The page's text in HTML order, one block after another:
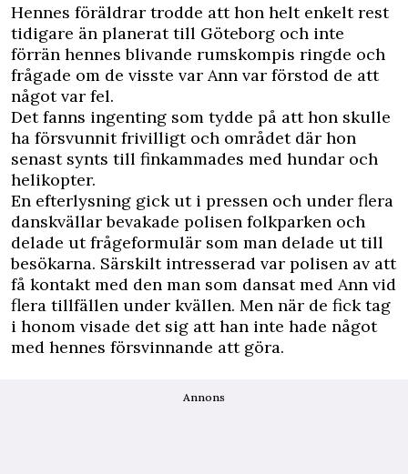
Hennes föräldrar trodde att hon helt enkelt rest
tidigare än planerat till Göteborg och inte
förrän hennes blivande rumskompis ringde och
frågade om de visste var Ann var förstod de att
något var fel.
Det fanns ingenting som tydde på att hon skulle
ha försvunnit frivilligt och området där hon
senast synts till finkammades med hundar och
helikopter.
En efterlysning gick ut i pressen och under flera
danskvällar bevakade polisen folkparken och
delade ut frågeformulär som man delade ut till
besökarna. Särskilt intresserad var polisen av att
få kontakt med den man som dansat med Ann vid
flera tillfällen under kvällen. Men när de fick tag
i honom visade det sig att han inte hade något
med hennes försvinnande att göra.
Annons